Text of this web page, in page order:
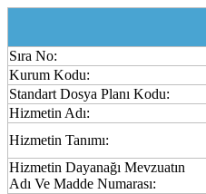
Sıra No:
Kurum Kodu:
Standart Dosya Planı Kodu:
Hizmetin Adı:
Hizmetin Tanımı:
Hizmetin Dayanağı Mevzuatın
Adı Ve Madde Numarası: